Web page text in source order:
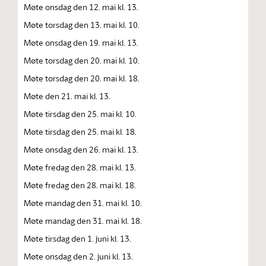
Møte onsdag den 12. mai kl. 13.
Møte torsdag den 13. mai kl. 10.
Møte onsdag den 19. mai kl. 13.
Møte torsdag den 20. mai kl. 10.
Møte torsdag den 20. mai kl. 18.
Møte den 21. mai kl. 13.
Møte tirsdag den 25. mai kl. 10.
Møte tirsdag den 25. mai kl. 18.
Møte onsdag den 26. mai kl. 13.
Møte fredag den 28. mai kl. 13.
Møte fredag den 28. mai kl. 18.
Møte mandag den 31. mai kl. 10.
Møte mandag den 31. mai kl. 18.
Møte tirsdag den 1. juni kl. 13.
Møte onsdag den 2. juni kl. 13.